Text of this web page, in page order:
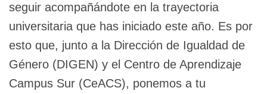
seguir acompañándote en la trayectoria
universitaria que has iniciado este año. Es por
esto que, junto a la Dirección de Igualdad de
Género (DIGEN) y el Centro de Aprendizaje
Campus Sur (CeACS), ponemos a tu